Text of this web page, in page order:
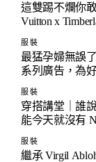
這雙踢不爛你
Vuitton x
服裝
最猛孕婦無誤
系列廣告，為好
服裝
穿搭講堂｜誰
能今天就沒有
服裝
繼承 Virgil